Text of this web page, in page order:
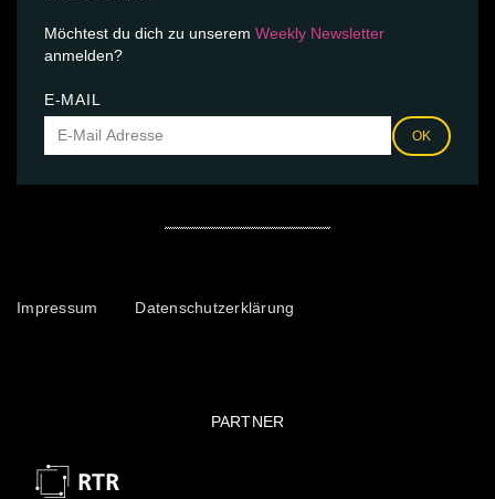
Möchtest du dich zu unserem Weekly Newsletter
anmelden?
E-MAIL
OK
Impressum Datenschutzerklärung
PARTNER